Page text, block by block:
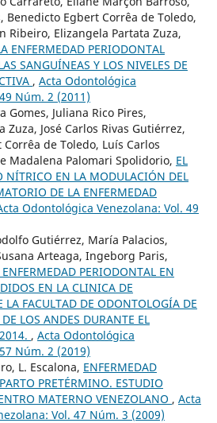
Benedicto Egbert Corrêa de Toledo,
Ribeiro, Elizangela Partata Zuza,
ENFERMEDAD PERIODONTAL
SANGUÍNEAS Y LOS NIVELES DE
, Acta Odontológica
Núm. 2 (2011)
Gomes, Juliana Rico Pires,
Zuza, José Carlos Rivas Gutiérrez,
de Toledo, Luís Carlos
Madalena Palomari Spolidorio, EL
NÍTRICO EN LA MODULACIÓN DEL
DE LA ENFERMEDAD
Odontológica Venezolana: Vol. 49
Gutiérrez, María Palacios,
Arteaga, Ingeborg Paris,
PERIODONTAL EN
EN LA CLINICA DE
LA FACULTAD DE ODONTOLOGÍA DE
LOS ANDES DURANTE EL
, Acta Odontológica
Núm. 2 (2019)
L. Escalona, ENFERMEDAD
PRETÉRMINO. ESTUDIO
MATERNO VENEZOLANO , Acta
Vol. 47 Núm. 3 (2009)